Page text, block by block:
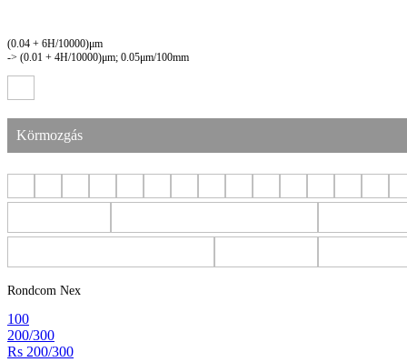
(0.04 + 6H/10000)μm
-> (0.01 + 4H/10000)μm; 0.05μm/100mm
Körmozgás
Rondcom Nex
100
200/300
Rs 200/300